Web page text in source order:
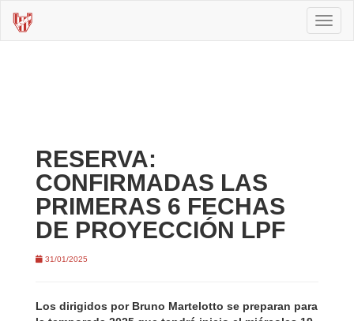
RESERVA:
CONFIRMADAS LAS
PRIMERAS 6 FECHAS
DE PROYECCIÓN LPF
31/01/2025
Los dirigidos por Bruno Martelotto se preparan para